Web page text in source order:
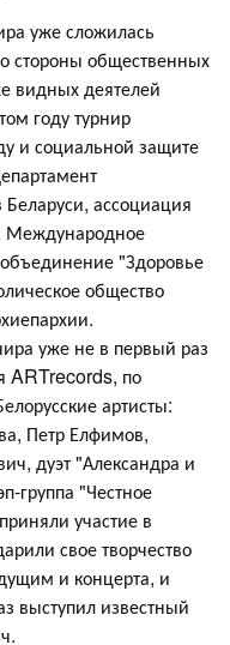
уже сложилась
стороны общественных
видных деятелей
году турнир
и социальной защите
ассоциация
Международное
"Здоровье
общество
уже не в первый раз
ARTrecords, по
артисты:
Петр Елфимов,
дуэт "Александра и
группа "Честное
участие в
свое творчество
и концерта, и
выступил известный